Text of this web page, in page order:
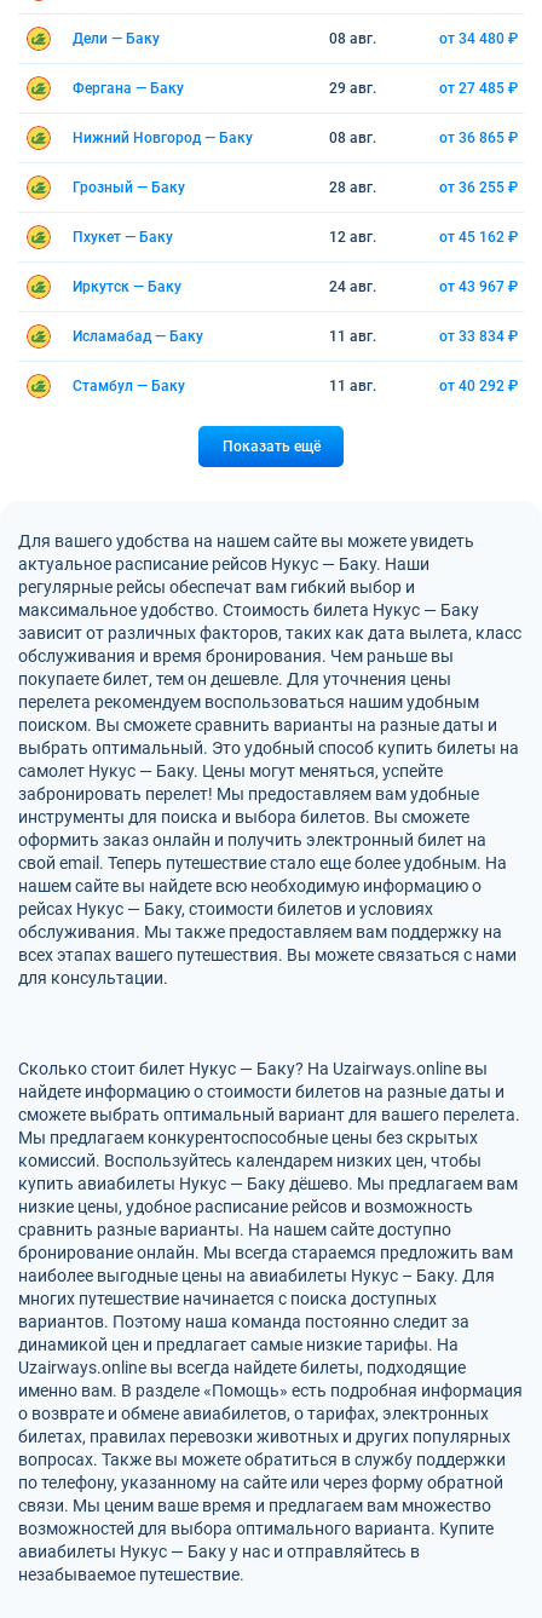
Дели — Баку 08 авг. от 34 480 ₽
Фергана — Баку 29 авг. от 27 485 ₽
Нижний Новгород — Баку 08 авг. от 36 865 ₽
Грозный — Баку 28 авг. от 36 255 ₽
Пхукет — Баку 12 авг. от 45 162 ₽
Иркутск — Баку 24 авг. от 43 967 ₽
Исламабад — Баку 11 авг. от 33 834 ₽
Стамбул — Баку 11 авг. от 40 292 ₽
Показать ещё
Для вашего удобства на нашем сайте вы можете увидеть
актуальное расписание рейсов Нукус — Баку. Наши
регулярные рейсы обеспечат вам гибкий выбор и
максимальное удобство. Стоимость билета Нукус — Баку
зависит от различных факторов, таких как дата вылета, класс
обслуживания и время бронирования. Чем раньше вы
покупаете билет, тем он дешевле. Для уточнения цены
перелета рекомендуем воспользоваться нашим удобным
поиском. Вы сможете сравнить варианты на разные даты и
выбрать оптимальный. Это удобный способ купить билеты на
самолет Нукус — Баку. Цены могут меняться, успейте
забронировать перелет! Мы предоставляем вам удобные
инструменты для поиска и выбора билетов. Вы сможете
оформить заказ онлайн и получить электронный билет на
свой email. Теперь путешествие стало еще более удобным. На
нашем сайте вы найдете всю необходимую информацию о
рейсах Нукус — Баку, стоимости билетов и условиях
обслуживания. Мы также предоставляем вам поддержку на
всех этапах вашего путешествия. Вы можете связаться с нами
для консультации.
Сколько стоит билет Нукус — Баку? На Uzairways.online вы
найдете информацию о стоимости билетов на разные даты и
сможете выбрать оптимальный вариант для вашего перелета.
Мы предлагаем конкурентоспособные цены без скрытых
комиссий. Воспользуйтесь календарем низких цен, чтобы
купить авиабилеты Нукус — Баку дёшево. Мы предлагаем вам
низкие цены, удобное расписание рейсов и возможность
сравнить разные варианты. На нашем сайте доступно
бронирование онлайн. Мы всегда стараемся предложить вам
наиболее выгодные цены на авиабилеты Нукус – Баку. Для
многих путешествие начинается с поиска доступных
вариантов. Поэтому наша команда постоянно следит за
динамикой цен и предлагает самые низкие тарифы. На
Uzairways.online вы всегда найдете билеты, подходящие
именно вам. В разделе «Помощь» есть подробная информация
о возврате и обмене авиабилетов, о тарифах, электронных
билетах, правилах перевозки животных и других популярных
вопросах. Также вы можете обратиться в службу поддержки
по телефону, указанному на сайте или через форму обратной
связи. Мы ценим ваше время и предлагаем вам множество
возможностей для выбора оптимального варианта. Купите
авиабилеты Нукус — Баку у нас и отправляйтесь в
незабываемое путешествие.